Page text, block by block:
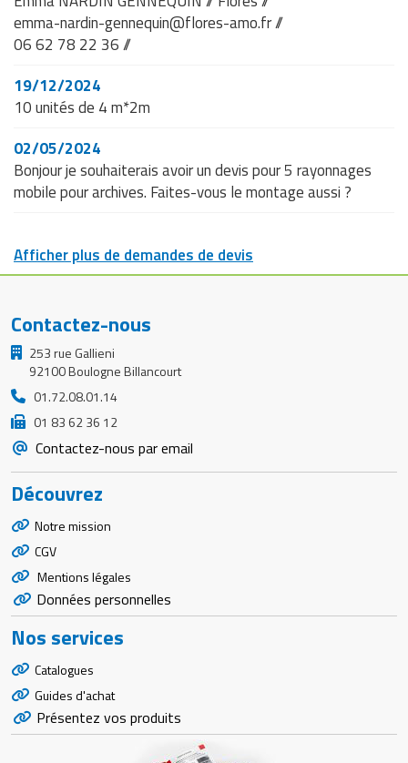
emma-nardin-gennequin@flores-amo.fr //
06 62 78 22 36 //
19/12/2024
10 unités de 4 m*2m
02/05/2024
Bonjour je souhaiterais avoir un devis pour 5 rayonnages
mobile pour archives. Faites-vous le montage aussi ?
Afficher plus de demandes de devis
Contactez-nous
253 rue Gallieni
92100 Boulogne Billancourt
01.72.08.01.14
01 83 62 36 12
Contactez-nous par email
Découvrez
Notre mission
CGV
Mentions légales
Données personnelles
Nos services
Catalogues
Guides d'achat
Présentez vos produits